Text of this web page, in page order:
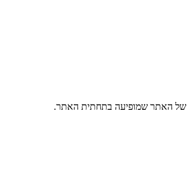
של האתר שמופיעה בתחתית האתר.